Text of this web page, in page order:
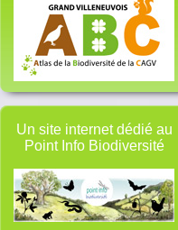
Un site internet dédié au
Point Info Biodiversité